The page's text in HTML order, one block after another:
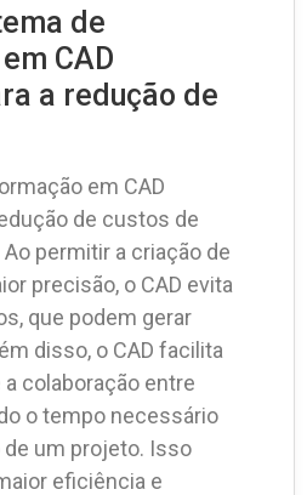
de
CAD
a redução de
em CAD
de custos de
permitir a criação de
precisão, o CAD evita
que podem gerar
disso, o CAD facilita
colaboração entre
o tempo necessário
de um projeto. Isso
eficiência e